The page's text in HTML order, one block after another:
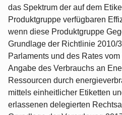
das Spektrum der auf dem
Produktgruppe verfügbaren
wenn diese Produktgruppe
Grundlage der Richtlinie 2010/
Parlaments und des Rates
Angabe des Verbrauchs an
Ressourcen durch
mittels einheitlicher Etiketten
erlassenen delegierten